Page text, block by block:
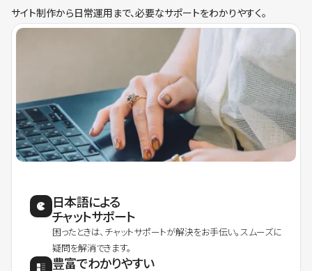
サイト制作から日常運用まで、必要なサポートをわかりやすく。
日本語による
チャットサポート
困ったときは、チャットサポートが解決をお手伝い。スムーズに
疑問を解消できます。
豊富でわかりやすい